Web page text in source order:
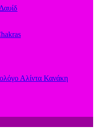
Αλίντα Κανάκη